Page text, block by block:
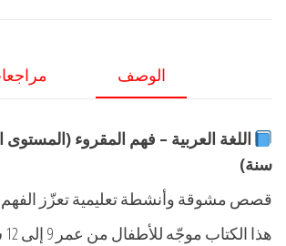
الوصف
سنة)
قصص مشوقة وأنشطة تعليمية تعزّز الفهم
هذا الكتاب موجّه للأطفال من عمر 9 إلى 12 سنة، ويجمع بين